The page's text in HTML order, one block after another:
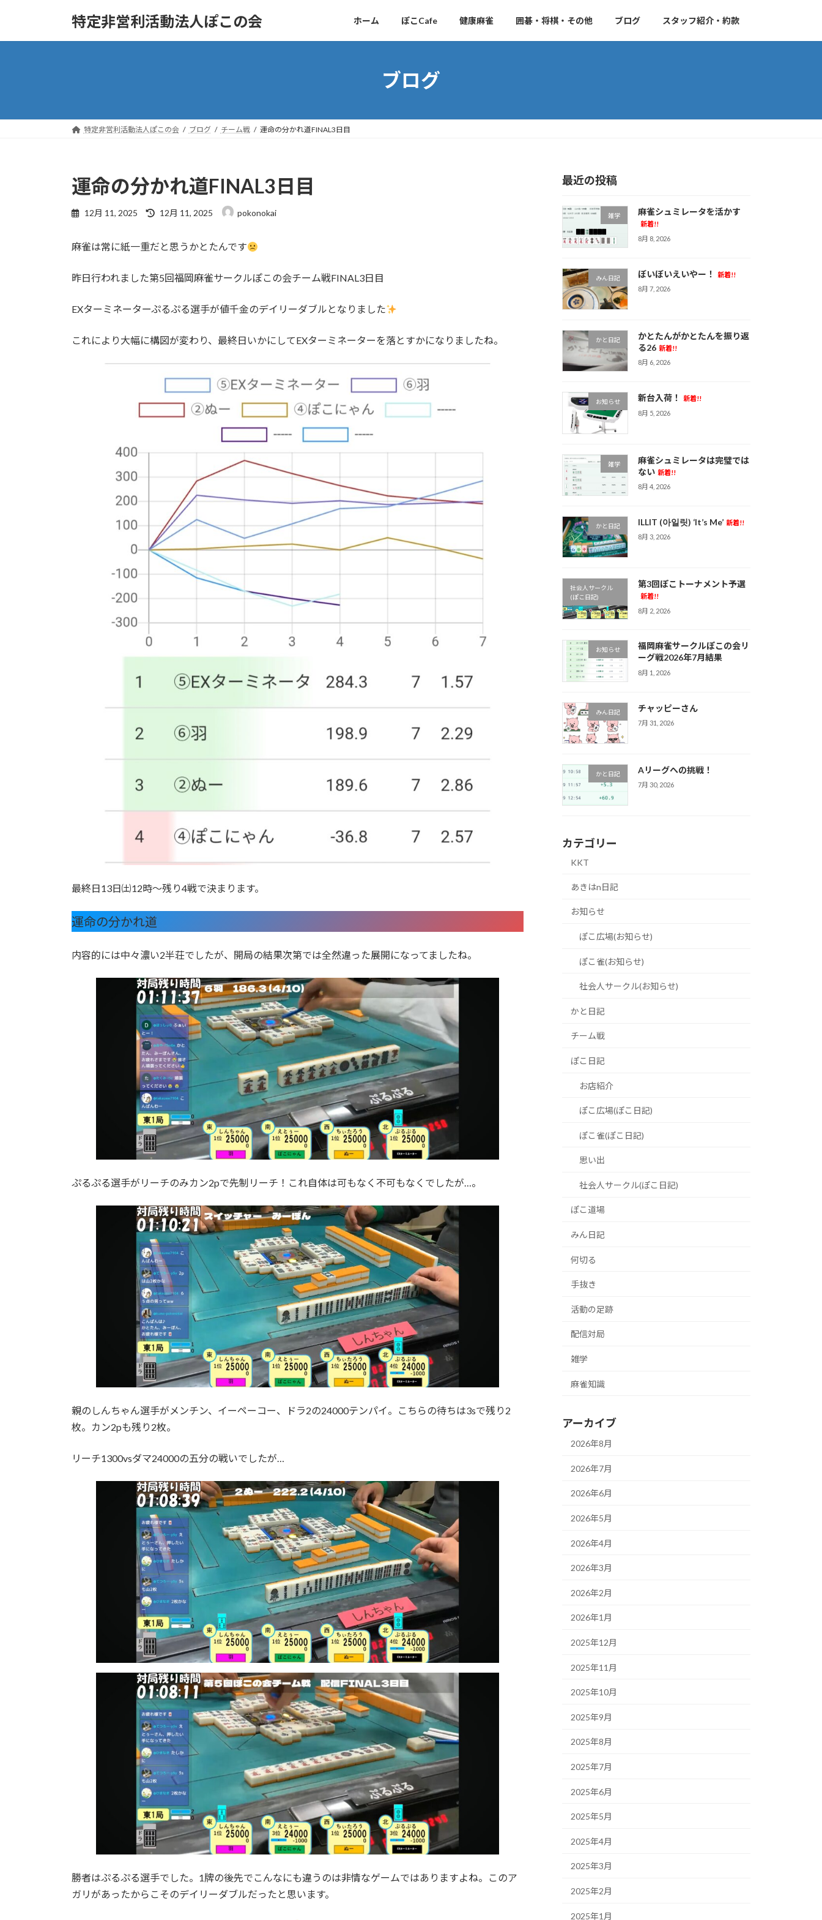
特定非営利活動法人ぽこの会 ホーム ぽこCafe 健康麻雀 囲碁・将棋・その他 ブログ スタッフ紹介・約款
ブログ
特定非営利活動法人ぽこの会 ブログ チーム戦 運命の分かれ道FINAL3日目
運命の分かれ道FINAL3日目
12月 11, 2025
最
新
時
:
12月 11, 2025 pokonokai
麻雀は常に紙一重だと思うかとたんです
昨日行われました第5回福岡麻雀サークルぽこの会チーム戦FINAL3日目
EXターミネーターぷるぷる選手が値千金のデイリーダブルとなりました
これにより大幅に構図が変わり、最終日いかにしてEXターミネーターを落とすかになりましたね。
最終日13日㈯12時〜残り4戦で決まります。
運命の分かれ道
内容的には中々濃い2半荘でしたが、開局の結果次第では全然違った展開になってましたね。
ぷるぷる選手がリーチのみカン2pで先制リーチ！これ自体は可もなく不可もなくでしたが…。
親のしんちゃん選手がメンチン、イーペーコー、ドラ2の24000テンパイ。こちらの待ちは3sで残り2
枚。カン2pも残り2枚。
リーチ1300vsダマ24000の五分の戦いでしたが…
勝者はぷるぷる選手でした。1牌の後先でこんなにも違うのは非情なゲームではありますよね。このア
ガリがあったからこそのデイリーダブルだったと思います。
最近の投稿
雑学 麻雀シュミレータを活かす
新着!!
8月 8, 2026
みん日記 ぼいぼいえいやー！
新着!!
8月 7, 2026
かと日記
かとたんがかとたんを振り返
る26 新着!!
8月 6, 2026
お知らせ 新台入荷！
新着!!
8月 5, 2026
雑学
麻雀シュミレータは完璧では
ない 新着!!
8月 4, 2026
かと日記 ILLIT (아일릿) ‘It’s Me’ 新着!!
8月 3, 2026
社会人サークル
(ぽこ日記)
第3回ぽこトーナメント予選
新着!!
8月 2, 2026
お知らせ
福岡麻雀サークルぽこの会リ
ーグ戦2026年7月結果
8月 1, 2026
みん日記 チャッピーさん
7月 31, 2026
かと日記 Aリーグへの挑戦！
7月 30, 2026
カテゴリー
KKT
あきはn日記
お知らせ
ぽこ広場(お知らせ)
ぽこ雀(お知らせ)
社会人サークル(お知らせ)
かと日記
チーム戦
ぽこ日記
お店紹介
ぽこ広場(ぽこ日記)
ぽこ雀(ぽこ日記)
思い出
社会人サークル(ぽこ日記)
ぽこ道場
みん日記
何切る
手抜き
活動の足跡
配信対局
雑学
麻雀知識
アーカイブ
2026年8月
2026年7月
2026年6月
2026年5月
2026年4月
2026年3月
2026年2月
2026年1月
2025年12月
2025年11月
2025年10月
2025年9月
2025年8月
2025年7月
2025年6月
2025年5月
2025年4月
2025年3月
2025年2月
2025年1月